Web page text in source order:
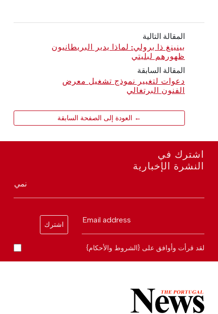
المقالة التالية
بينينغ ذا برولي: لماذا يدير البريطانيون
ظهورهم لبليتي
المقالة السابقة
دعوات لتغيير نموذج تشغيل معرض
الفنون البرتغالي
← العودة إلى الصفحة السابقة
اشترك في
النشرة الإخبارية
نمي
Email address
اشترك
لقد قرأت وأوافق على {الشروط والأحكام}